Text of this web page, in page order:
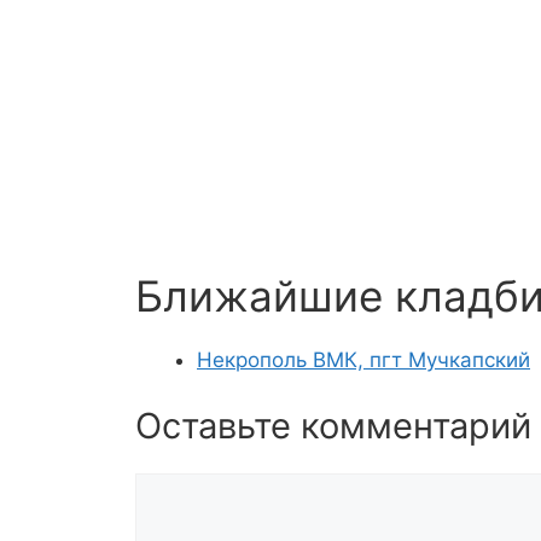
Ближайшие
Некрополь ВМК, пгт Мучкапский
Оставьте комментарий